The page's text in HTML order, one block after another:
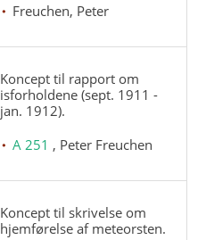
Freuchen, Peter
Koncept til rapport om
isforholdene (sept. 1911 -
jan. 1912).
A 251 , Peter Freuchen
Koncept til skrivelse om
hjemførelse af meteorsten.